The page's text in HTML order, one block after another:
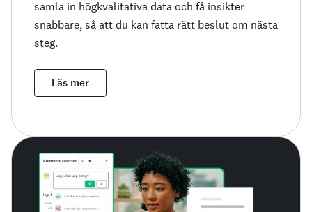
samla in högkvalitativa data och få insikter
snabbare, så att du kan fatta rätt beslut om nästa
steg.
Läs mer